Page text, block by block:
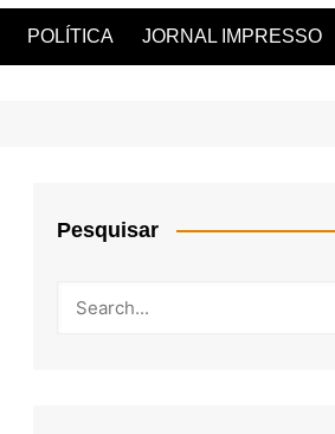
POLÍTICA JORNAL IMPRESSO
Pesquisar